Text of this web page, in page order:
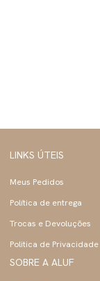
LINKS ÚTEIS
Meus Pedidos
Política de entrega
Trocas e Devoluções
Politica de Privacidade
SOBRE A ALUF